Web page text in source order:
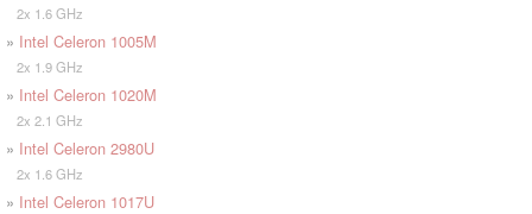
2x 1.6 GHz
» Intel Celeron 1005M
2x 1.9 GHz
» Intel Celeron 1020M
2x 2.1 GHz
» Intel Celeron 2980U
2x 1.6 GHz
» Intel Celeron 1017U